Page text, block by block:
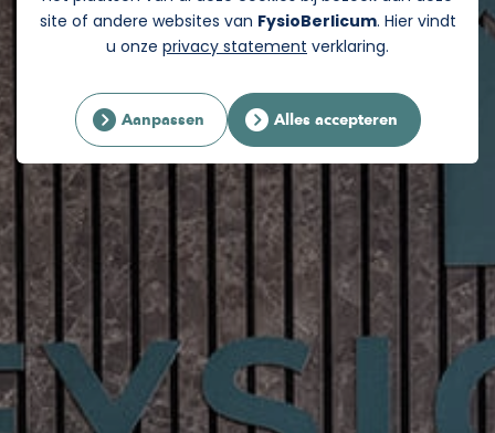
site of andere websites van FysioBerlicum. Hier vindt
u onze privacy statement verklaring.
Aanpassen Alles accepteren